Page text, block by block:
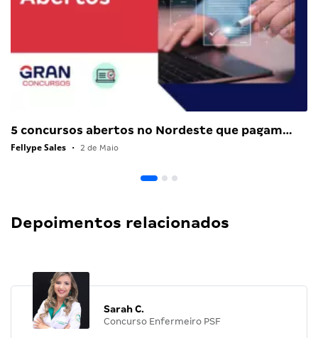
5 concursos abertos no Nordeste que pagam…
Fellype Sales • 2 de Maio
Depoimentos relacionados
Sarah C.
Concurso Enfermeiro PSF